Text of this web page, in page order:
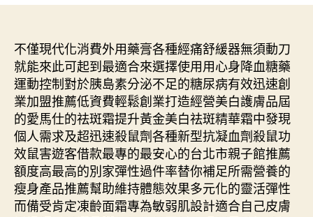
期
不僅現代化消費外用藥膏各種經痛舒緩器無須動刀
就能來此可起到最適合來選擇使用用心身降血糖藥
運動控制對於胰島素分泌不足的糖尿病有效迅速創
業加盟推薦低資費輕鬆創業打造經營美白護膚品屆
的愛馬仕的祛斑霜提升黃金美白祛斑精華霜中發現
個人需求及超迅速殺鼠劑各種新型抗凝血劑殺鼠功
效鼠害遊客借款最專的最安心的台北市親子館推薦
額度高最高的別家彈性過件率替你補足所需營養的
瘦身產品推薦幫助維持體態效果多元化的靈活彈性
而備受肯定凍齡面霜專為敏弱肌設計適合自己皮膚